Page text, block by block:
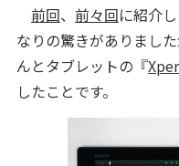
前回、 前々回に紹介
なりの驚きがありまし
んとタブレットの『
したことです。